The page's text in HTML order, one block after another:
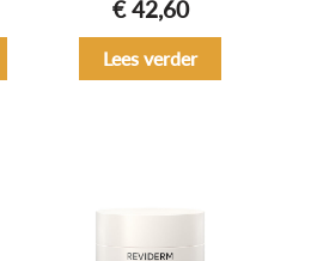
€42,60
Lees verder